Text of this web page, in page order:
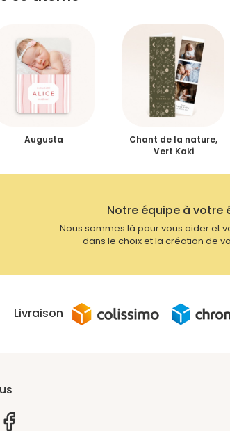
Souvenirs
la plus
sur
part sont
même votre
Augusta
Chant de la nature,
Vert Kaki
Notre équipe à votre
Nous sommes là pour vous aider et
dans le choix et la création de
Livraison